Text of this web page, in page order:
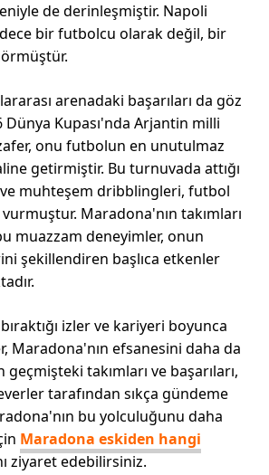
de derinleşmiştir. Napoli
bir futbolcu olarak değil, bir
arenadaki başarıları da göz
Dünya Kupası'nda Arjantin milli
zafer, onu futbolun en unutulmaz
getirmiştir. Bu turnuvada attığı
ve muhteşem dribblingleri, futbol
Maradona'nın takımları
muazzam deneyimler, onun
şekillendiren başlıca etkenler
izler ve kariyeri boyunca
Maradona'nın efsanesini daha da
takımları ve başarıları,
tarafından sıkça gündeme
bu yolculuğunu daha
Maradona eskiden hangi
ziyaret edebilirsiniz.